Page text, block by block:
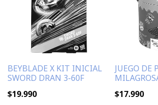
BEYBLADE X KIT INICIAL
SWORD DRAN 3-60F
$19.990
JUEGO DE
$17.990